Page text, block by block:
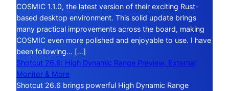
COSMIC 1.1.0, the latest version of their exciting Rust-
based desktop environment. This solid update brings
many practical improvements across the board, making
COSMIC even more polished and enjoyable to use. I have
been following… […]
Shotcut 26.6: High Dynamic Range Preview, External
Monitor & More
Shotcut 26.6 brings powerful High Dynamic Range